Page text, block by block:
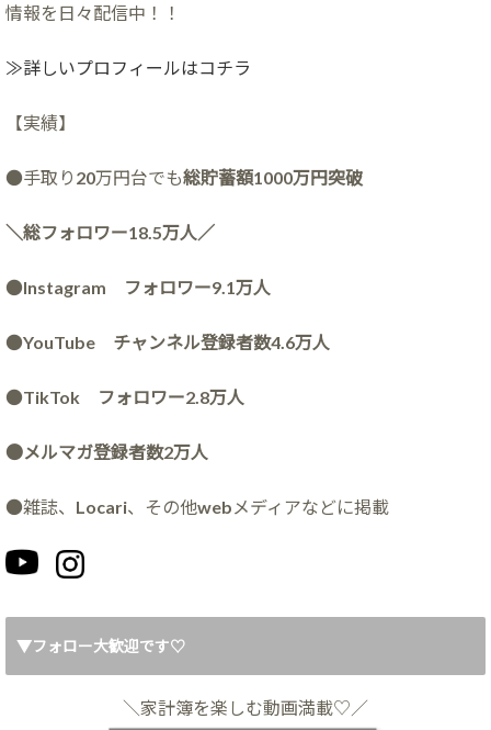
情報を日々配信中！！
≫詳しいプロフィールはコチラ
【実績】
●手取り20万円台でも総貯蓄額1000万円突破
＼総フォロワー18.5万人／
●Instagram フォロワー9.1万人
●YouTube チャンネル登録者数4.6万人
●TikTok フォロワー2.8万人
●メルマガ登録者数2万人
●雑誌、Locari、その他webメディアなどに掲載
▼フォロー大歓迎です♡
＼家計簿を楽しむ動画満載♡／